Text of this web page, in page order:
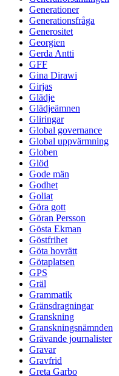
Generationer
Generationsfråga
Generositet
Georgien
Gerda Antti
GFF
Gina Dirawi
Girjas
Glädje
Glädjeämnen
Gliringar
Global governance
Global uppvärmning
Globen
Glöd
Gode män
Godhet
Goliat
Göra gott
Göran Persson
Gösta Ekman
Göstfrihet
Göta hovrätt
Götaplatsen
GPS
Gräl
Grammatik
Gränsdragningar
Granskning
Granskningsnämnden
Grävande journalister
Gravar
Gravfrid
Greta Garbo